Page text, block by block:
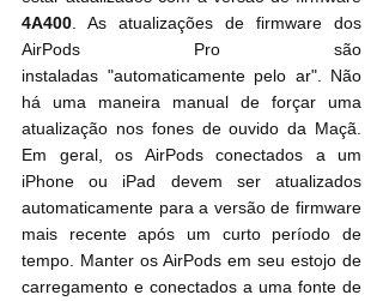
4A400 . As atualizações de firmware dos
AirPods Pro são
instaladas "automaticamente pelo ar". Não
há uma maneira manual de forçar uma
atualização nos fones de ouvido da Maçã.
Em geral, os AirPods conectados a um
iPhone ou iPad devem ser atualizados
automaticamente para a versão de firmware
mais recente após um curto período de
tempo. Manter os AirPods em seu estojo de
carregamento e conectados a uma fonte de